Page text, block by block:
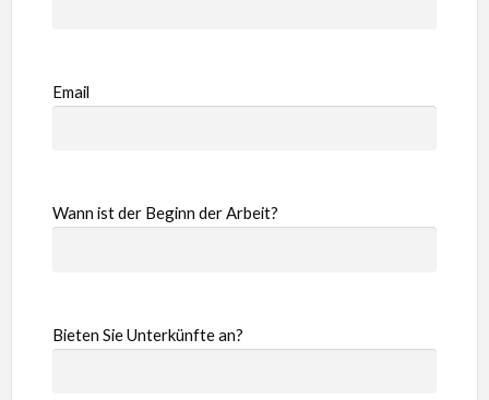
Email
Wann ist der Beginn der Arbeit?
Bieten Sie Unterkünfte an?